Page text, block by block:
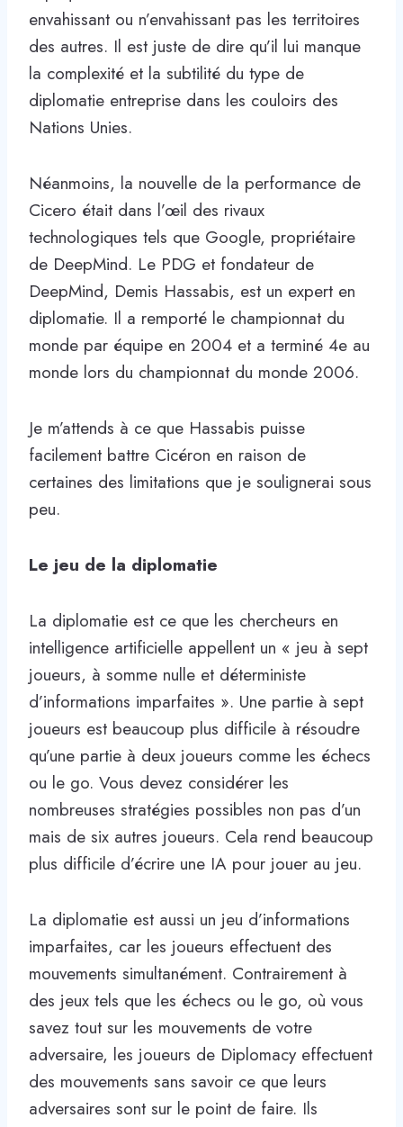
envahissant ou n’envahissant pas les territoires
des autres. Il est juste de dire qu’il lui manque
la complexité et la subtilité du type de
diplomatie entreprise dans les couloirs des
Nations Unies.
Néanmoins, la nouvelle de la performance de
Cicero était dans l’œil des rivaux
technologiques tels que Google, propriétaire
de DeepMind. Le PDG et fondateur de
DeepMind, Demis Hassabis, est un expert en
diplomatie. Il a remporté le championnat du
monde par équipe en 2004 et a terminé 4e au
monde lors du championnat du monde 2006.
Je m’attends à ce que Hassabis puisse
facilement battre Cicéron en raison de
certaines des limitations que je soulignerai sous
peu.
Le jeu de la diplomatie
La diplomatie est ce que les chercheurs en
intelligence artificielle appellent un « jeu à sept
joueurs, à somme nulle et déterministe
d’informations imparfaites ». Une partie à sept
joueurs est beaucoup plus difficile à résoudre
qu’une partie à deux joueurs comme les échecs
ou le go. Vous devez considérer les
nombreuses stratégies possibles non pas d’un
mais de six autres joueurs. Cela rend beaucoup
plus difficile d’écrire une IA pour jouer au jeu.
La diplomatie est aussi un jeu d’informations
imparfaites, car les joueurs effectuent des
mouvements simultanément. Contrairement à
des jeux tels que les échecs ou le go, où vous
savez tout sur les mouvements de votre
adversaire, les joueurs de Diplomacy effectuent
des mouvements sans savoir ce que leurs
adversaires sont sur le point de faire. Ils